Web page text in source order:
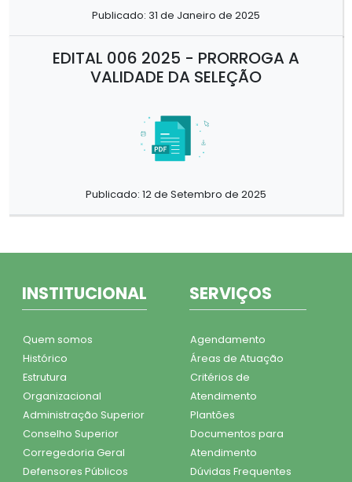
Publicado: 31 de Janeiro de 2025
EDITAL 006 2025 - PRORROGA A
VALIDADE DA SELEÇÃO
Publicado: 12 de Setembro de 2025
INSTITUCIONAL
Quem somos
Histórico
Estrutura
Organizacional
Administração Superior
Conselho Superior
Corregedoria Geral
Defensores Públicos
SERVIÇOS
Agendamento
Áreas de Atuação
Critérios de
Atendimento
Plantões
Documentos para
Atendimento
Dúvidas Frequentes